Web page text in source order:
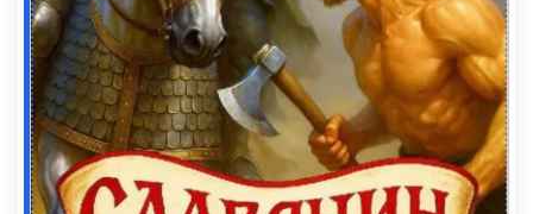
попытке побега, или сбегу. Но флешку, на крайний
случай, нужно уничтожить. Она не может достаться
ни врагу ни тому, кто врагом может стать в любой
момент. Но как же она нужна моей стране!
А бандиты еще не знают, наверное, что мои
седины – это не признак старости и немощности. И